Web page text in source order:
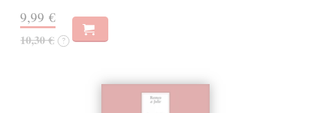
9,99 €
10,30 € ?